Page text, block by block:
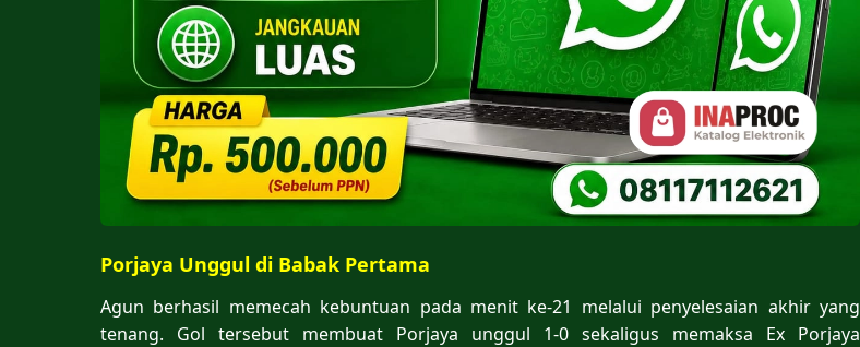
Porjaya Unggul di Babak Pertama
Agun berhasil memecah kebuntuan pada menit ke-21 melalui penyelesaian akhir yang
tenang. Gol tersebut membuat Porjaya unggul 1-0 sekaligus memaksa Ex Porjaya